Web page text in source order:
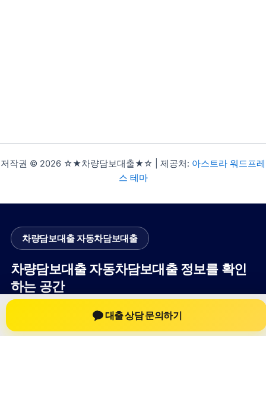
저작권 © 2026 ☆★차량담보대출★☆ | 제공처: 아스트라 워드프레
스 테마
차량담보대출 자동차담보대출
차량담보대출 자동차담보대출 정보를 확인
하는 공간
차량담보대출 자동차담보대출 관련 상담 정보, 차량 시세와 한도
대출 상담 문의하기